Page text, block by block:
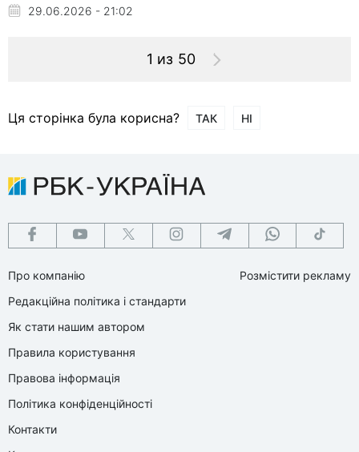
29.06.2026 - 21:02
1 из 50
Ця сторінка була корисна? ТАК НІ
Про компанію
Редакційна політика і стандарти
Як стати нашим автором
Правила користування
Правова інформація
Політика конфіденційності
Контакти
Розмістити рекламу